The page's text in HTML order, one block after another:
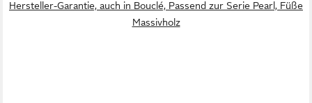
Hersteller-Garantie, auch in Bouclé, Passend zur Serie Pearl, Füße
Massivholz